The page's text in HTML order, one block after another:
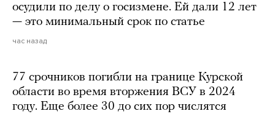
осудили по делу о госизмене. Ей дали 12 лет
— это минимальный срок по статье
час назад
77 срочников погибли на границе Курской
области во время вторжения ВСУ в 2024
году. Еще более 30 до сих пор числятся